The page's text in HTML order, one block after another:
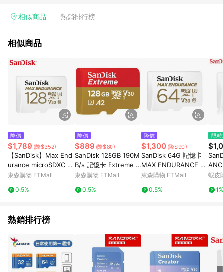
單，皆不在點數回饋範圍內。 3. 如購買以下類別商品，將無法獲
球嚴選、商城、專案商品、「草莓網」全館商品。 4. 如取消訂
回饋。 5. 點數回饋會扣除所有折扣優惠後之最終發票金額計算，
實際回饋請依LINE購物通知為主。 6. 訂單如有使用東森購物
ETMall站內之折扣優惠(包含但不限於東森幣、樂透金、東森現金
券等)，不具點數回饋資格。詳細請依東森購物ETMall之結帳頁面
顯示為準。 7. LINE購物設有「單一商品最高回饋點數」機制(特
殊活動時開放「回饋無上限」)，以同一訂單中同一商品不論件數
計算，並依訂單成立時間當下LINE購物所設定的回饋機制為準。
如顯示之商品規格、顏色、價位、贈品與東森購物ETMall銷售網
頁不符，以銷售網頁標示為準。 9. 若有贈點爭議，請務必於訂單
日期+180天以內至LINE購物客服洽詢；若超過180天(含)以上進
行申訴，恕無法贈點回饋。 10. 部分點數紅包僅限指定商品使
用，或不適用於無回饋商品。各點數紅包之適用商品與使用條件
請依點數紅包頁面規則為準。
相似商品 熱銷排行榜
相似商品
降價
$1,789 (降$352)
【SanDisk】Max End
urance microSDXC 12
8GB 記憶卡
東森購物 ETMall
0.5%
降價
$889 (降$80)
SanDisk 128GB 190M
B/s 記憶卡 Extreme m
icroSDXC UHS-I V30
東森購物 ETMall
0.5%
降價
$1,300 (降$90)
SanDisk 64G 記憶卡
MAX ENDURANCE mi
croSDHC™ UHS-I Car
東森購物 ETMall
0.5%
限
蝦皮
1%
熱銷排行榜